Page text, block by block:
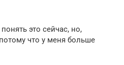
это сейчас, но,
что у меня больше